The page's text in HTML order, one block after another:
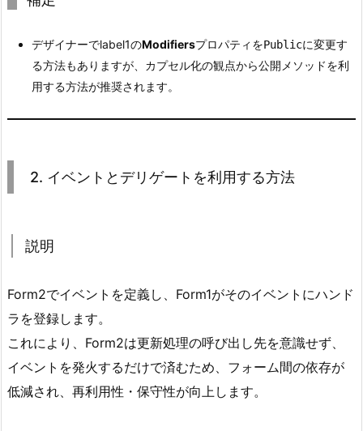
の
流
れ
3.
タ
バ
イ
ン
デ
デザイナーでlabel1のModifiersプロパティをPublicに変更す
る方法もありますが、カプセル化の観点から公開メソッドを利
用する方法が推奨されます。
2. イベントとデリゲートを利用する方法
説明
Form2でイベントを定義し、Form1がそのイベントにハンド
ラを登録します。
これにより、Form2は更新処理の呼び出し先を意識せず、
イベントを発火するだけで済むため、フォーム間の依存が
低減され、再利用性・保守性が向上します。